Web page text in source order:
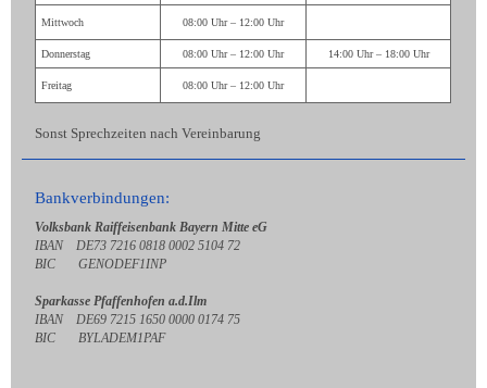
Mittwoch 08:00 Uhr – 12:00 Uhr
Donnerstag 08:00 Uhr – 12:00 Uhr 14:00 Uhr – 18:00 Uhr
Freitag 08:00 Uhr – 12:00 Uhr
Sonst Sprechzeiten nach Vereinbarung
Bankverbindungen:
Volksbank Raiffeisenbank Bayern Mitte eG
IBAN DE73 7216 0818 0002 5104 72
BIC GENODEF1INP
Sparkasse Pfaffenhofen a.d.Ilm
IBAN DE69 7215 1650 0000 0174 75
BIC BYLADEM1PAF